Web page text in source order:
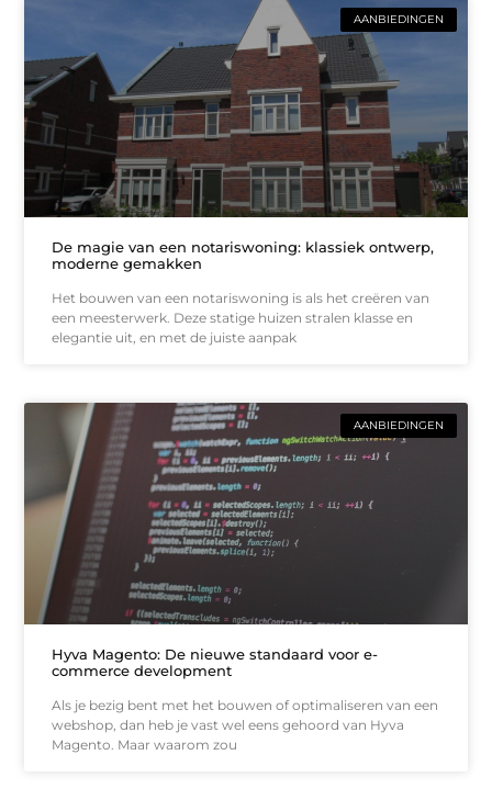
AANBIEDINGEN
De magie van een notariswoning: klassiek ontwerp,
moderne gemakken
Het bouwen van een notariswoning is als het creëren van
een meesterwerk. Deze statige huizen stralen klasse en
elegantie uit, en met de juiste aanpak
AANBIEDINGEN
Hyva Magento: De nieuwe standaard voor e-
commerce development
Als je bezig bent met het bouwen of optimaliseren van een
webshop, dan heb je vast wel eens gehoord van Hyva
Magento. Maar waarom zou